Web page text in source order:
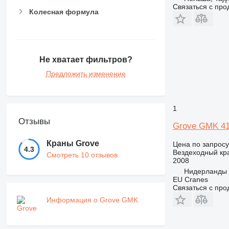
Колесная формула
Не хватает фильтров?
Предложить изменение
Отзывы
4.3
Краны Grove
Смотреть 10 отзывов
Информация о Grove GMK
Связаться с
1
Grove GMK
Цена по запросу
Вездеходный
2008
Нидерланды
EU Cranes
Связаться с